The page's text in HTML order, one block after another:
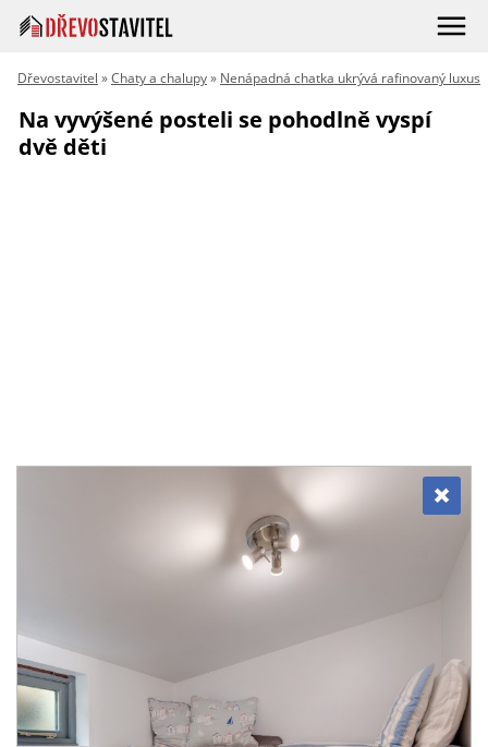
Dřevostavitel »Chaty a chalupy» Nenápadná chatka ukrývá rafinovaný luxus
Na vyvýšené posteli se pohodlně vyspí
dvě děti